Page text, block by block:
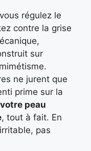
régulez le
contre la grise
sur
ne jurent que
prime sur la
peau
, tout à fait. En
pas